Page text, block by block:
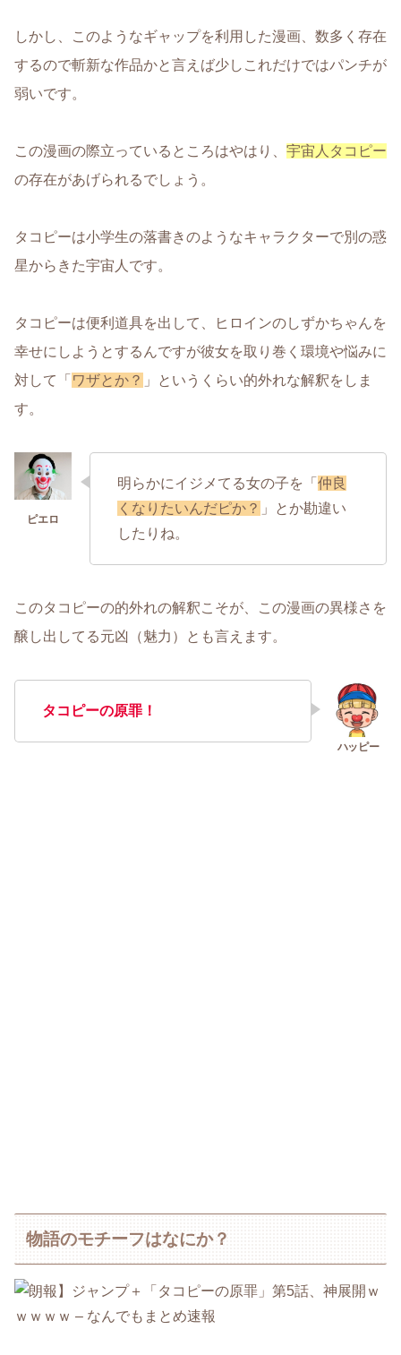
しかし、このようなギャップを利用した漫画、数多く存在
するので斬新な作品かと言えば少しこれだけではパンチが
弱いです。
この漫画の際立っているところはやはり、 宇宙人タコピー
の存在があげられるでしょう。
タコピーは小学生の落書きのようなキャラクターで別の惑
星からきた宇宙人です。
タコピーは便利道具を出して、ヒロインのしずかちゃんを
幸せにしようとするんですが彼女を取り巻く環境や悩みに
対して「 ワザとか ？ 」というくらい的外れな解釈をしま
す。
明らかにイジメてる女の子を「 仲良
くなりたいんだピか？ 」とか勘違い
したりね。
このタコピーの的外れの解釈こそが、この漫画の異様さを
醸し出してる元凶（魅力）とも言えます。
タコピーの原罪！
物語のモチーフはなにか？